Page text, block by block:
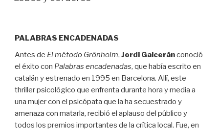
PALABRAS ENCADENADAS
Antes de El método Grönholm, Jordi Galceránconoció
el éxito con Palabras encadenadas, que había escrito en
catalán y estrenado en 1995 en Barcelona. Allí, este
thriller psicológico que enfrenta durante hora y media a
una mujer con el psicópata que la ha secuestrado y
amenaza con matarla, recibió el aplauso del público y
todos los premios importantes de la crítica local. Fue, en